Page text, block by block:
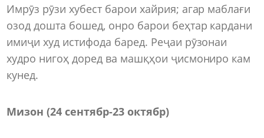
Имрӯз рӯзи хубест барои хайрия; агар маблағи
озод дошта бошед, онро барои беҳтар кардани
имиҷи худ истифода баред. Реҷаи рӯзонаи
худро нигоҳ доред ва машқҳои ҷисмониро кам
кунед.
Мизон (24 сентябр-23 октябр)